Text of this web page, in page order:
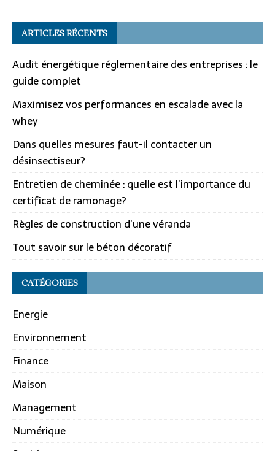
ARTICLES RÉCENTS
Audit énergétique réglementaire des entreprises : le
guide complet
Maximisez vos performances en escalade avec la
whey
Dans quelles mesures faut-il contacter un
désinsectiseur?
Entretien de cheminée : quelle est l’importance du
certificat de ramonage?
Règles de construction d’une véranda
Tout savoir sur le béton décoratif
CATÉGORIES
Energie
Environnement
Finance
Maison
Management
Numérique